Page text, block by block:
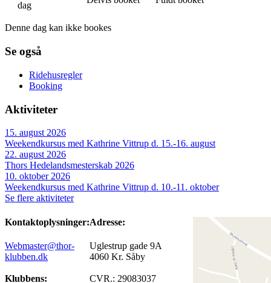
dag
Denne dag kan ikke bookes
Se også
Ridehusregler
Booking
Aktiviteter
15. august 2026
Weekendkursus med Kathrine Vittrup d. 15.-16. august
22. august 2026
Thors Hedelandsmesterskab 2026
10. oktober 2026
Weekendkursus med Kathrine Vittrup d. 10.-11. oktober
Se flere aktiviteter
Kontaktoplysninger:
Webmaster@thor-
klubben.dk
Klubbens:
Adresse:
Uglestrup gade 9A
4060 Kr. Såby
CVR.: 29083037